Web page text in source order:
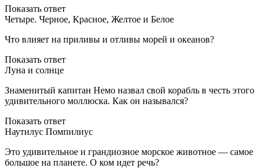
Показать ответ
Четыре. Черное, Красное, Желтое и Белое
Что влияет на приливы и отливы морей и океанов?
Показать ответ
Луна и солнце
Знаменитый капитан Немо назвал свой корабль в честь этого
удивительного моллюска. Как он назывался?
Показать ответ
Наутилус Помпилиус
Это удивительное и грандиозное морское животное — самое
большое на планете. О ком идет речь?